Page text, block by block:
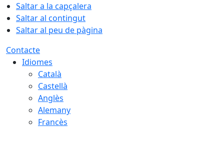
Saltar a la capçalera
Saltar al contingut
Saltar al peu de pàgina
Contacte
Idiomes
Català
Castellà
Anglès
Alemany
Francès